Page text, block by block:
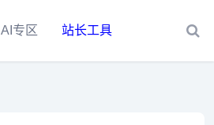
AI专区 站长工具